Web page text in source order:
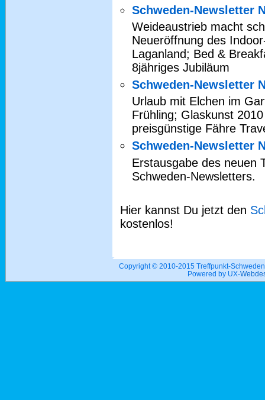
Schweden-Newsletter
Weideaustrieb macht
Neueröffnung des
Laganland; Bed &
8jähriges Jubiläum
Schweden-Newsletter
Urlaub mit Elchen im
Frühling; Glaskunst
preisgünstige Fähre
Schweden-Newsletter
Erstausgabe des neuen
Schweden-Newsletters.
Hier kannst Du jetzt den
kostenlos!
Copyright © 2010-2015 Treffpunkt-
Powered by UX-